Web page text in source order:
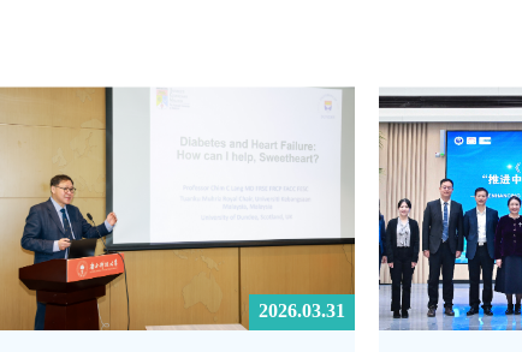
2026.03.31